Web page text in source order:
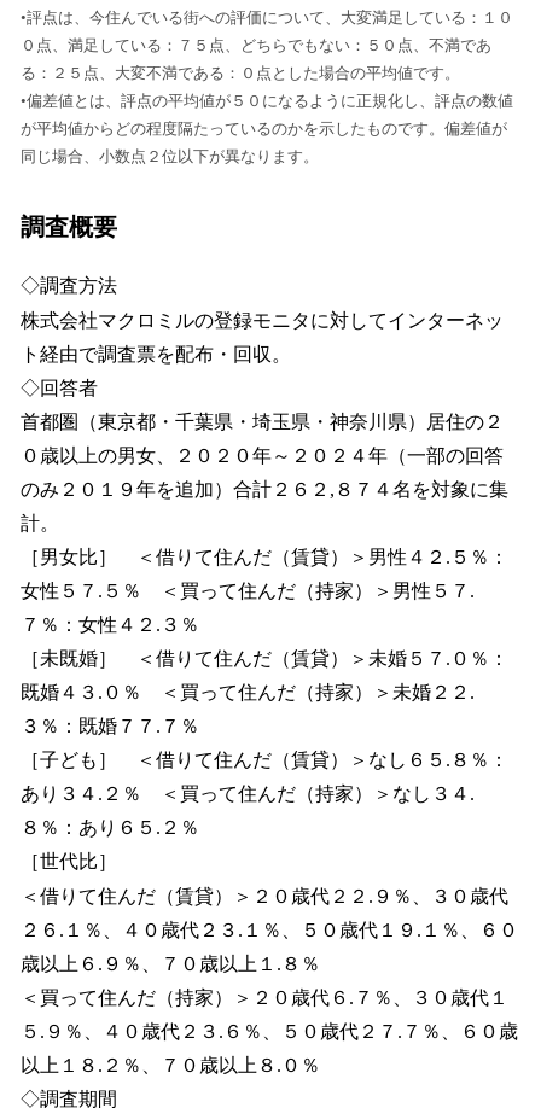
•評点は、今住んでいる街への評価について、大変満足している：１０
０点、満足している：７５点、どちらでもない：５０点、不満であ
る：２５点、大変不満である：０点とした場合の平均値です。
•偏差値とは、評点の平均値が５０になるように正規化し、評点の数値
が平均値からどの程度隔たっているのかを示したものです。偏差値が
同じ場合、小数点２位以下が異なります。
調査概要
◇調査方法
株式会社マクロミルの登録モニタに対してインターネッ
ト経由で調査票を配布・回収。
◇回答者
首都圏（東京都・千葉県・埼玉県・神奈川県）居住の２
０歳以上の男女、２０２０年～２０２４年（一部の回答
のみ２０１９年を追加）合計２６２,８７４名を対象に集
計。
［男女比］ ＜借りて住んだ（賃貸）＞男性４２.５％：
女性５７.５％ ＜買って住んだ（持家）＞男性５７.
７％：女性４２.３％
［未既婚］ ＜借りて住んだ（賃貸）＞未婚５７.０％：
既婚４３.０％ ＜買って住んだ（持家）＞未婚２２.
３％：既婚７７.７％
［子ども］ ＜借りて住んだ（賃貸）＞なし６５.８％：
あり３４.２％ ＜買って住んだ（持家）＞なし３４.
８％：あり６５.２％
［世代比］
＜借りて住んだ（賃貸）＞２０歳代２２.９％、３０歳代
２６.１％、４０歳代２３.１％、５０歳代１９.１％、６０
歳以上６.９％、７０歳以上１.８％
＜買って住んだ（持家）＞２０歳代６.７％、３０歳代１
５.９％、４０歳代２３.６％、５０歳代２７.７％、６０歳
以上１８.２％、７０歳以上８.０％
◇調査期間